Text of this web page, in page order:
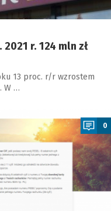
r. 124 mln zł
13 proc. r/r wzrostem
W …
0